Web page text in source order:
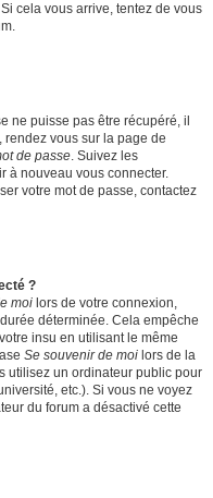
cela vous arrive, tentez de vous
ne puisse pas être récupéré, il
vous sur la page de
de passe. Suivez les
à nouveau vous connecter.
votre mot de passe, contactez
?
moi lors de votre connexion,
déterminée. Cela empêche
insu en utilisant le même
Se souvenir de moi lors de la
utilisez un ordinateur public pour
etc.). Si vous ne voyez
du forum a désactivé cette